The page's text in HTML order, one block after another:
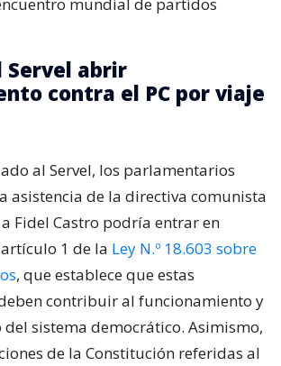
mundial de partidos
Servel abrir
contra el PC por viaje
al Servel, los parlamentarios
asistencia de la directiva comunista
Fidel Castro podría entrar en
1 de la Ley N.º 18.603 sobre
, que establece que estas
contribuir al funcionamiento y
sistema democrático. Asimismo,
de la Constitución referidas al